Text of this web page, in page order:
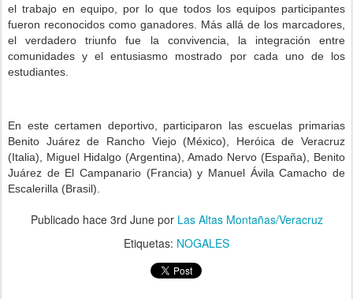
el trabajo en equipo, por lo que todos los equipos participantes
fueron reconocidos como ganadores. Más allá de los marcadores,
el verdadero triunfo fue la convivencia, la integración entre
comunidades y el entusiasmo mostrado por cada uno de los
estudiantes.
En este certamen deportivo, participaron las escuelas primarias
Benito Juárez de Rancho Viejo (México), Heróica de Veracruz
(Italia), Miguel Hidalgo (Argentina), Amado Nervo (España), Benito
Juárez de El Campanario (Francia) y Manuel Ávila Camacho de
Escalerilla (Brasil).
Publicado hace 3rd Junepor Las Altas Montañas/Veracruz
Etiquetas: NOGALES